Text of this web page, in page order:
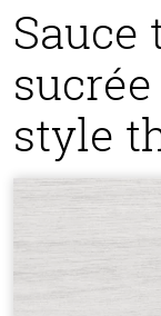
Sauce
style